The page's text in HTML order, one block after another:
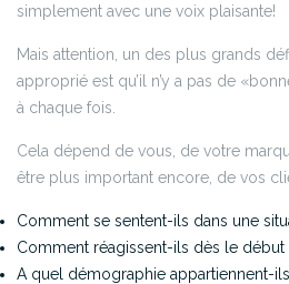
simplement avec une voix plaisante!
Mais attention, un des plus grands
approprié est qu’il n’y a pas de
à chaque fois.
Cela dépend de vous, de votre
être plus important encore, de vos
Comment se sentent-ils dans une
Comment réagissent-ils dès le début
A quel démographie appartiennent-